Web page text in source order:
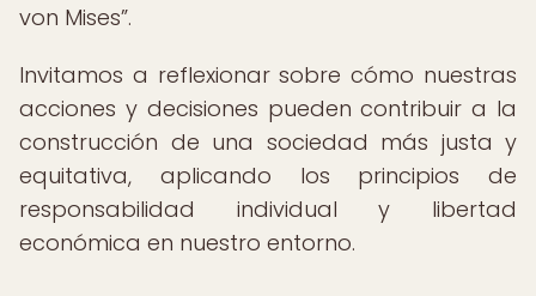
von Mises .
Invitamos a reflexionar sobre cómo nuestras
acciones y decisiones pueden contribuir a la
construcción de una sociedad más justa y
equitativa, aplicando los principios de
responsabilidad individual y libertad
económica en nuestro entorno.